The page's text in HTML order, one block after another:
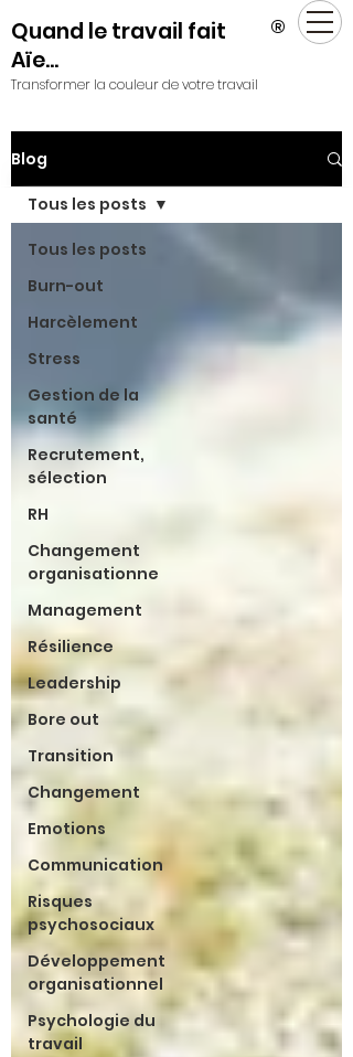
Quand le travail fait
Aïe...
Transformer la couleur de votre travail
®
Blog
Tous les posts
Burn-out
Harcèlement
Stress
Gestion de la
santé
Recrutement,
sélection
RH
Changement
organisationne
Management
Résilience
Leadership
Bore out
Transition
Changement
Emotions
Communication
Risques
psychosociaux
Développement
organisationnel
Psychologie du
travail
Tous les posts